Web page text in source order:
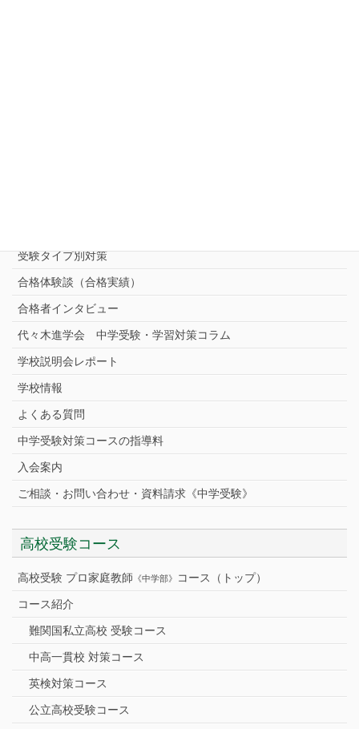
受験タイプ別対策
合格体験談（合格実績）
合格者インタビュー
代々木進学会 中学受験・学習対策コラム
学校説明会レポート
学校情報
よくある質問
中学受験対策コースの指導料
入会案内
ご相談・お問い合わせ・資料請求《中学受験》
高校受験コース
高校受験 プロ家庭教師 《中学部》 コース（トップ）
コース紹介
難関国私立高校 受験コース
中高一貫校 対策コース
英検対策コース
公立高校受験コース